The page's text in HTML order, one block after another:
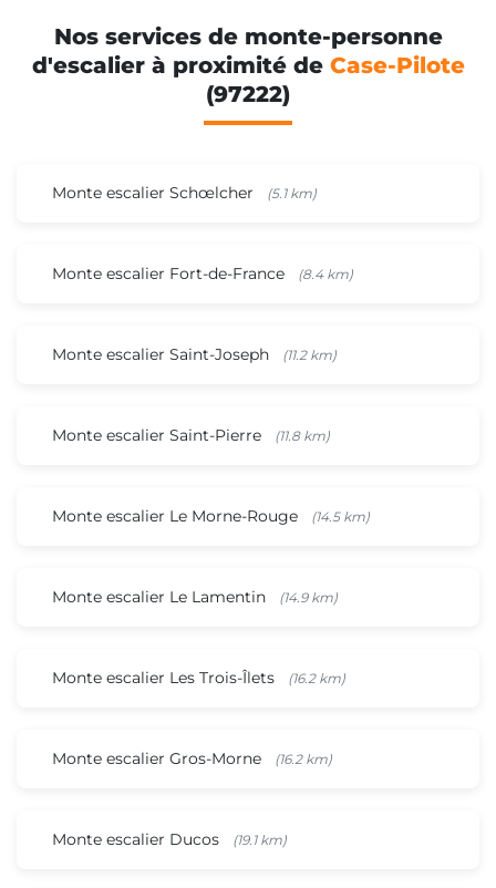
Nos services de monte-personne
d'escalier à proximité de Case-Pilote
(97222)
Monte escalier Schœlcher (5.1 km)
Monte escalier Fort-de-France (8.4 km)
Monte escalier Saint-Joseph (11.2 km)
Monte escalier Saint-Pierre (11.8 km)
Monte escalier Le Morne-Rouge (14.5 km)
Monte escalier Le Lamentin (14.9 km)
Monte escalier Les Trois-Îlets (16.2 km)
Monte escalier Gros-Morne (16.2 km)
Monte escalier Ducos (19.1 km)